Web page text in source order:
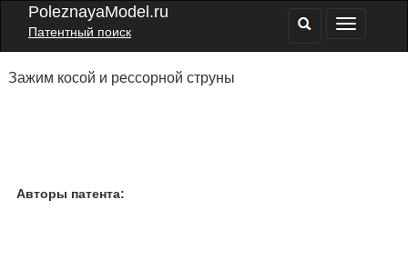
PoleznayaModel.ru
Патентный поиск
Зажим косой и рессорной струны
Авторы патента: